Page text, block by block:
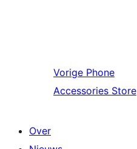
Vorige Phone
Accessories Store
Over